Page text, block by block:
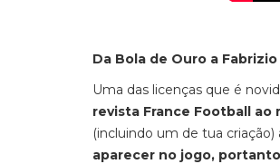
Da Bola de Ouro a
Uma das licenças que é
revista France Football
(incluindo um de tua criação)
aparecer no jogo,